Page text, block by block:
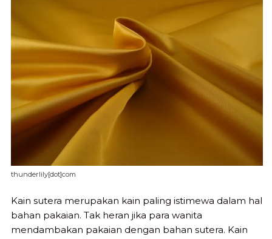
thunderlily[dot]com
Kain sutera merupakan kain paling istimewa dalam hal
bahan pakaian. Tak heran jika para wanita
mendambakan pakaian dengan bahan sutera. Kain